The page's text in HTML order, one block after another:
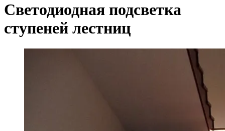
Светодиодная подсветка
ступеней лестниц